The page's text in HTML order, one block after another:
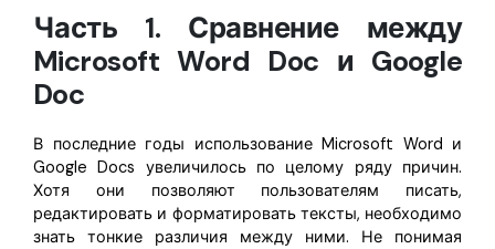
Часть 1. Сравнение между
Microsoft Word Doc и Google
Doc
В последние годы использование Microsoft Word и
Google Docs увеличилось по целому ряду причин.
Хотя они позволяют пользователям писать,
редактировать и форматировать тексты, необходимо
знать тонкие различия между ними. Не понимая